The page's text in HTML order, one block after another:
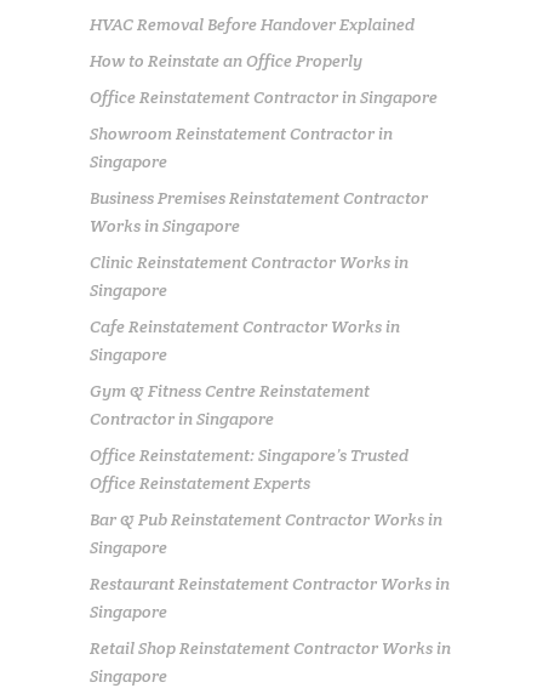
HVAC Removal Before Handover Explained
How to Reinstate an Office Properly
Office Reinstatement Contractor in Singapore
Showroom Reinstatement Contractor in
Singapore
Business Premises Reinstatement Contractor
Works in Singapore
Clinic Reinstatement Contractor Works in
Singapore
Cafe Reinstatement Contractor Works in
Singapore
Gym & Fitness Centre Reinstatement
Contractor in Singapore
Office Reinstatement: Singapore’s Trusted
Office Reinstatement Experts
Bar & Pub Reinstatement Contractor Works in
Singapore
Restaurant Reinstatement Contractor Works in
Singapore
Retail Shop Reinstatement Contractor Works in
Singapore